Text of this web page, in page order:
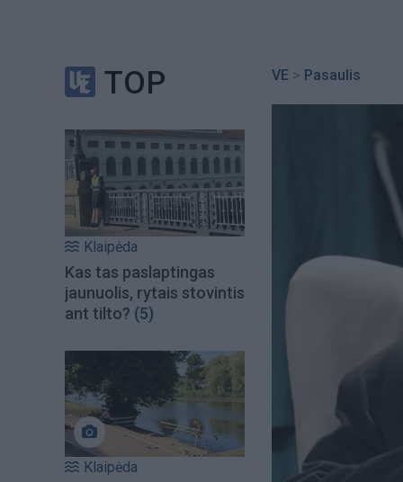
TOP
Klaipėda
Kas tas paslaptingas
jaunuolis, rytais stovintis
ant tilto? (5)
Klaipėda
VE > Pasaulis